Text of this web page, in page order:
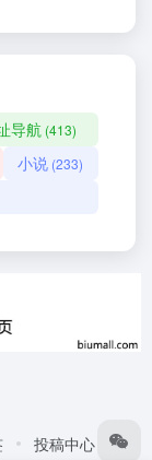
导航 (413)
小说 (233)
投稿中心